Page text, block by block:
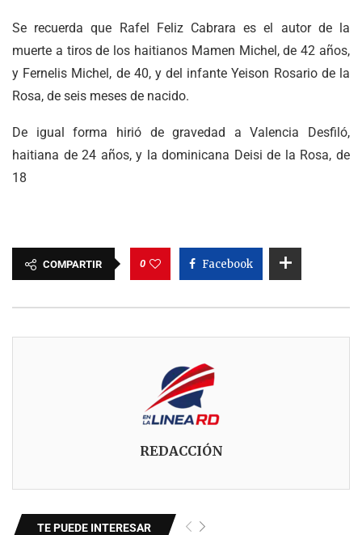
Se recuerda que Rafel Feliz Cabrara es el autor de la
muerte a tiros de los haitianos Mamen Michel, de 42 años,
y Fernelis Michel, de 40, y del infante Yeison Rosario de la
Rosa, de seis meses de nacido.
De igual forma hirió de gravedad a Valencia Desfiló,
haitiana de 24 años, y la dominicana Deisi de la Rosa, de
18
COMPARTIR 0 Facebook
REDACCIÓN
TE PUEDE INTERESAR